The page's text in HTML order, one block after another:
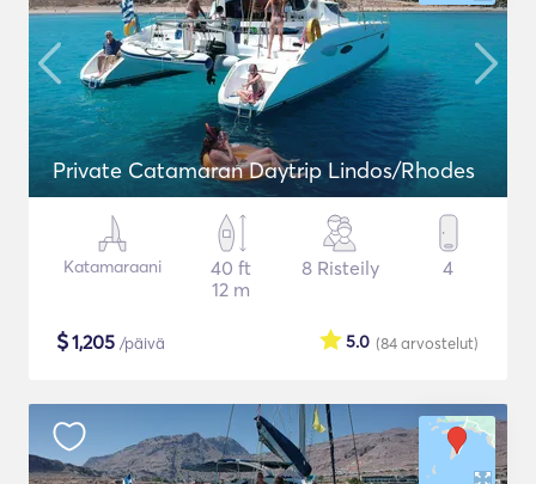
Private Catamaran Daytrip Lindos/Rhodes
Katamaraani
40 ft
12 m
8 Risteily 4
$1,205 /päivä (84arvostelut)
5.0